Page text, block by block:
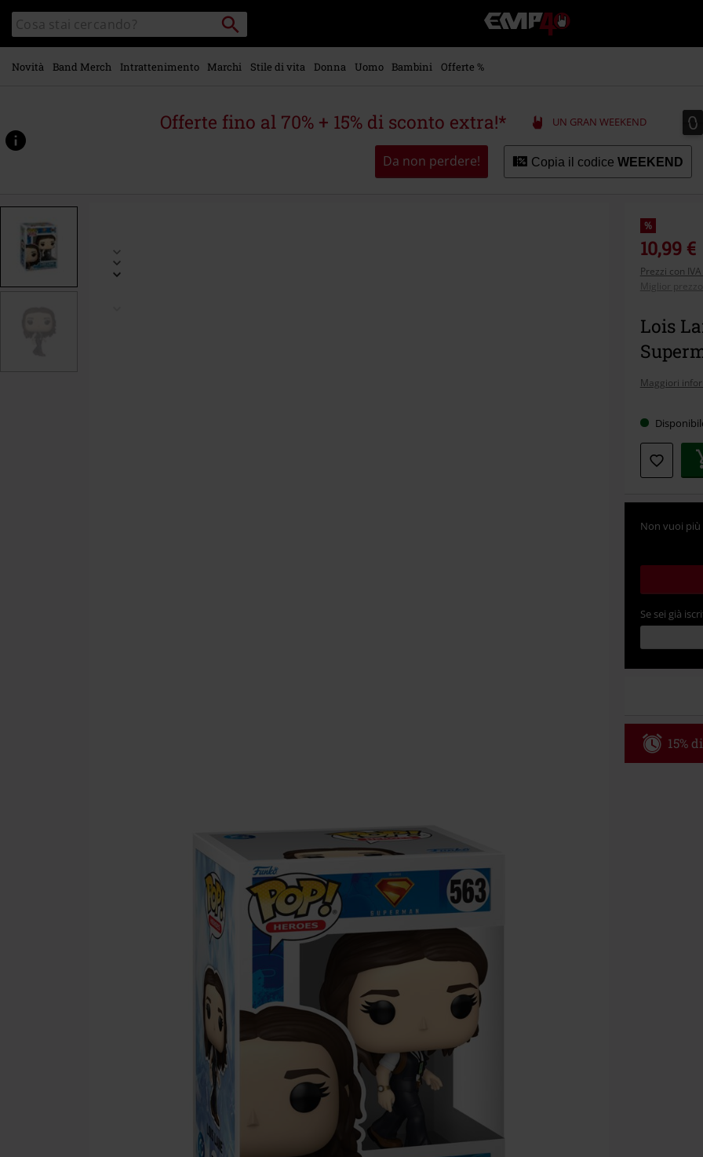
contenuto
principale
Cerca
nel
catalogo
Cerca
Punto
di
ritiro
EMP
-
Musica,
Videogame
-
Abbigliamento
Novità Band Merch Intrattenimento Marchi Stile di vita Donna Uomo Bambini Offerte %
Offerte fino al 70% + 15% di sconto extra!* UN GRAN WEEKEND 0
0
Da non perdere! Copia il codice WEEKEND
www.emp-
p/lois-
578420St.html
%
10,99 €
Prezzi con
Miglior
Lois
Maggiori
Non vuoi più
Se sei già
15%